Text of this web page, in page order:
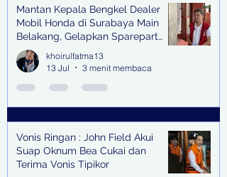
Mantan Kepala Bengkel Dealer
Mobil Honda di Surabaya Main
Belakang, Gelapkan Sparepart
Senilai Rp 1,9 Miliar
khoirulfatma13
13 Jul
3 menit membaca
Vonis Ringan : John Field Akui
Suap Oknum Bea Cukai dan
Terima Vonis Tipikor